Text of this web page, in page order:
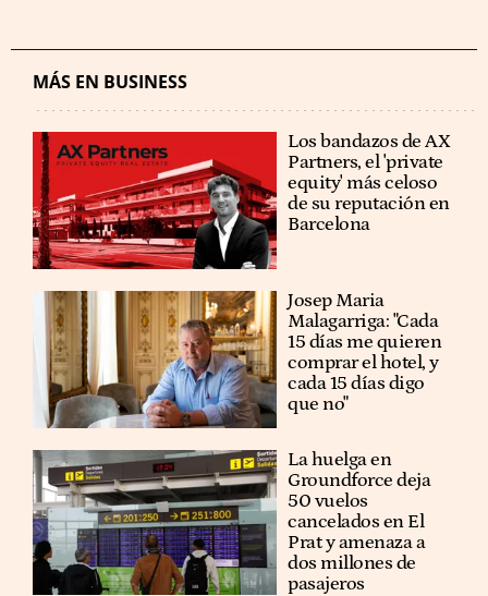
MÁS EN BUSINESS
Los bandazos de AX
Partners, el 'private
equity' más celoso
de su reputación en
Barcelona
​​Josep Maria
Malagarriga: "Cada
15 días me quieren
comprar el hotel, y
cada 15 días digo
que no"
La huelga en
Groundforce deja
50 vuelos
cancelados en El
Prat y amenaza a
dos millones de
pasajeros